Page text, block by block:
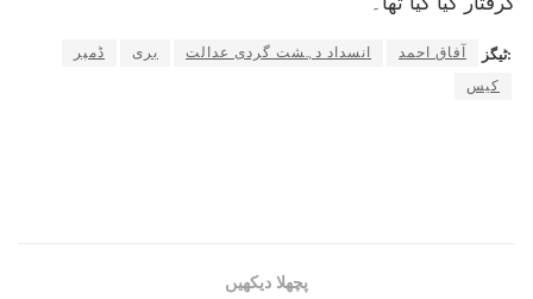
ٹیگز: آفاق احمد انسداد دہشت گردی عدالت بری
ڈمپر
کیس
پچھلا دیکھیں